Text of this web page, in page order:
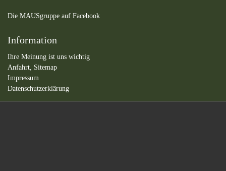
Die MAUSgruppe auf Facebook
Information
Ihre Meinung ist uns wichtig
Anfahrt, Sitemap
Impressum
Datenschutzerklärung